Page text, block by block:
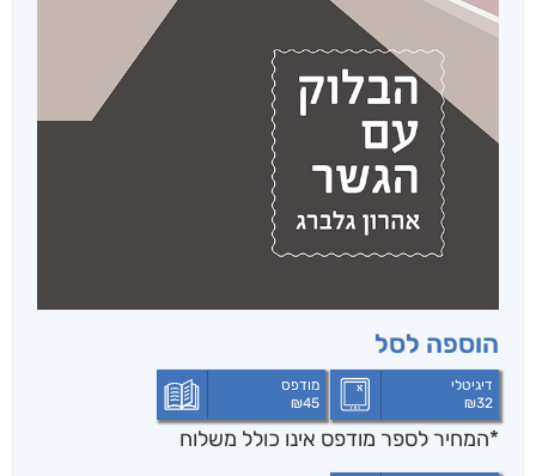
הוספה לסל
דיגיטלי
₪32
מודפס
₪45
*המחיר לספר מודפס אינו כולל משלוח